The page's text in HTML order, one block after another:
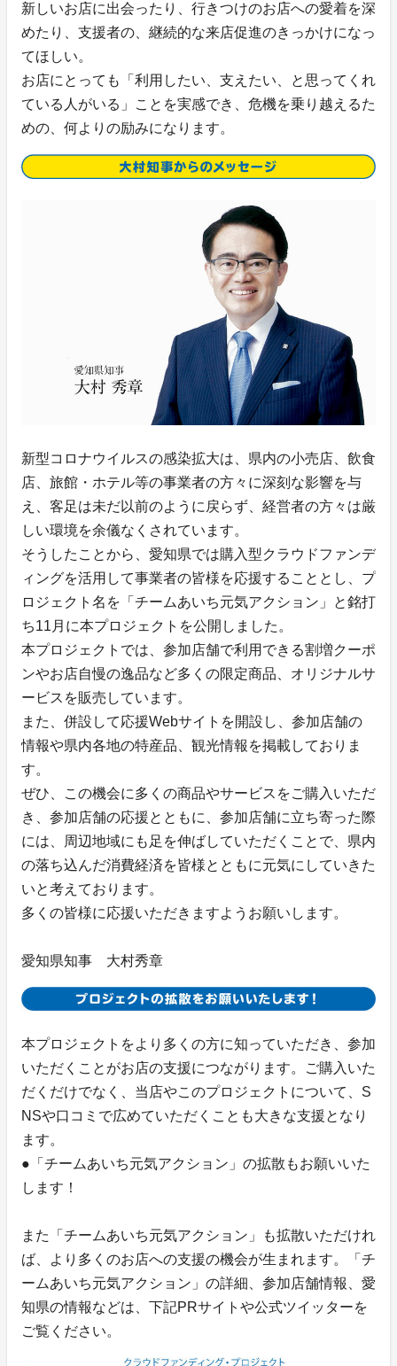
新しいお店に出会ったり、行きつけのお店への愛着を深
めたり、支援者の、継続的な来店促進のきっかけになっ
てほしい。
お店にとっても「利用したい、支えたい、と思ってくれ
ている人がいる」ことを実感でき、危機を乗り越えるた
めの、何よりの励みになります。
新型コロナウイルスの感染拡大は、県内の小売店、飲食
店、旅館・ホテル等の事業者の方々に深刻な影響を与
え、客足は未だ以前のように戻らず、経営者の方々は厳
しい環境を余儀なくされています。
そうしたことから、愛知県では購入型クラウドファンデ
ィングを活用して事業者の皆様を応援することとし、プ
ロジェクト名を「チームあいち元気アクション」と銘打
ち11月に本プロジェクトを公開しました。
本プロジェクトでは、参加店舗で利用できる割増クーポ
ンやお店自慢の逸品など多くの限定商品、オリジナルサ
ービスを販売しています。
また、併設して応援Webサイトを開設し、参加店舗の
情報や県内各地の特産品、観光情報を掲載しておりま
す。
ぜひ、この機会に多くの商品やサービスをご購入いただ
き、参加店舗の応援とともに、参加店舗に立ち寄った際
には、周辺地域にも足を伸ばしていただくことで、県内
の落ち込んだ消費経済を皆様とともに元気にしていきた
いと考えております。
多くの皆様に応援いただきますようお願いします。
愛知県知事 大村秀章
本プロジェクトをより多くの方に知っていただき、参加
いただくことがお店の支援につながります。ご購入いた
だくだけでなく、当店やこのプロジェクトについて、S
NSや口コミで広めていただくことも大きな支援となり
ます。
●「チームあいち元気アクション」の拡散もお願いいた
します！
また「チームあいち元気アクション」も拡散いただけれ
ば、より多くのお店への支援の機会が生まれます。「チ
ームあいち元気アクション」の詳細、参加店舗情報、愛
知県の情報などは、下記PRサイトや公式ツイッターを
ご覧ください。